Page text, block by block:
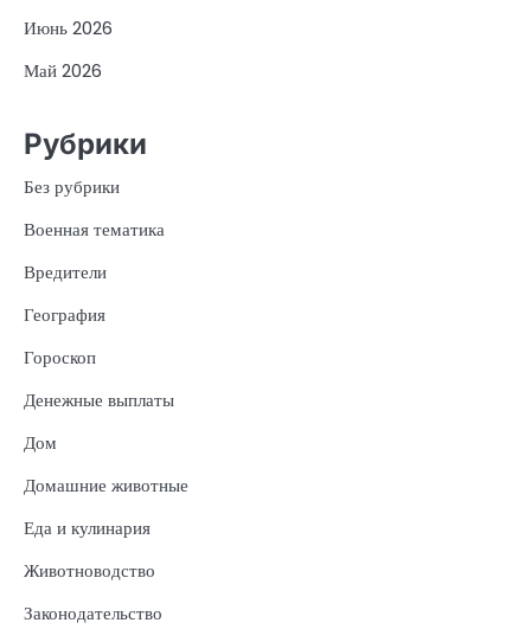
Июнь 2026
Май 2026
Рубрики
Без рубрики
Военная тематика
Вредители
География
Гороскоп
Денежные выплаты
Дом
Домашние животные
Еда и кулинария
Животноводство
Законодательство